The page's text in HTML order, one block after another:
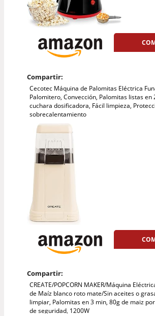
Compartir:
Cecotec Máquina de Palomitas Eléctrica
Palomitero, Convección, Palomitas listas en
cuchara dosificadora, Fácil limpieza,
sobrecalentamiento
Compartir:
CREATE/POPCORN MAKER/Máquina
de Maíz blanco roto mate/Sin aceites o
limpiar, Palomitas en 3 min, 80g de maiz
de seguridad, 1200W